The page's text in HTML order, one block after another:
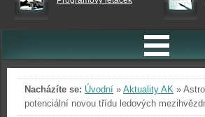
Nacházíte se: Úvodní » Aktuality AK »
potenciální novou třídu ledových